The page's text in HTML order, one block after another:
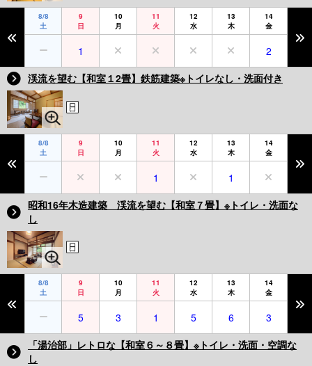
8/8
土
9
日
10
月
11
火
12
水
13
木
14
金
1
2
渓流を望む【和室１2畳】鉄筋建築※トイレなし・洗面付き
8/8
土
9
日
10
月
11
火
12
水
13
木
14
金
1
1
昭和16年木造建築 渓流を望む【和室７畳】※トイレ・洗面な
し
8/8
土
9
日
10
月
11
火
12
水
13
木
14
金
5 3 1 5 6
3
「湯治部」レトロな【和室６～８畳】※トイレ・洗面・空調な
し